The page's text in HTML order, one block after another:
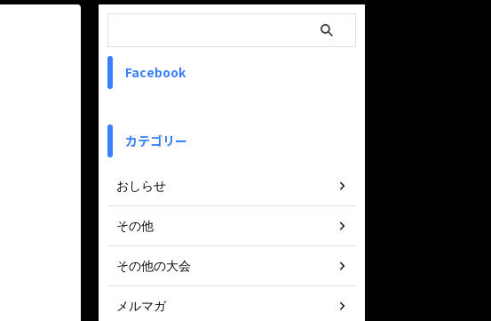
Facebook
カテゴリー
おしらせ
その他
その他の大会
メルマガ